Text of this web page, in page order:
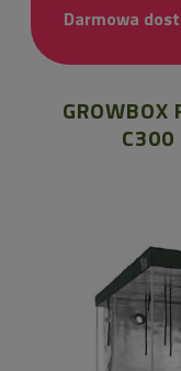
Darmowa
GROWBOX